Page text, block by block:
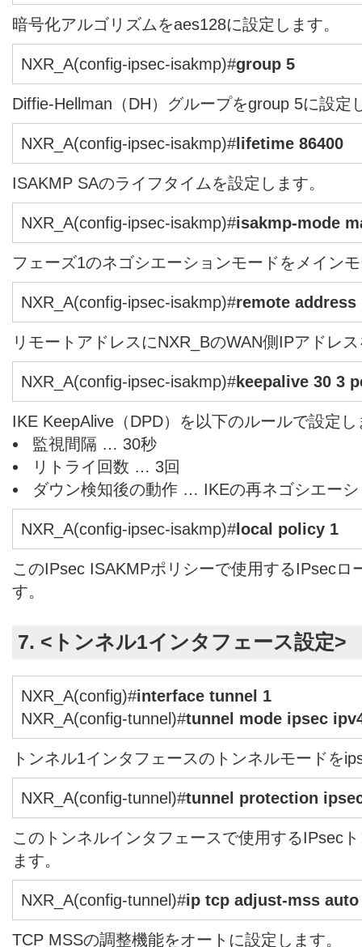
暗号化アルゴリズムをaes128に設定します。
NXR_A(config-ipsec-isakmp)#group 5
Diffie-Hellman（DH）グループをgroup 5に設定
NXR_A(config-ipsec-isakmp)#lifetime 86400
ISAKMP SAのライフタイムを設定します。
NXR_A(config-ipsec-isakmp)#isakmp-mode
フェーズ1のネゴシエーションモードをメイン
NXR_A(config-ipsec-isakmp)#remote address
リモートアドレスにNXR_BのWAN側IPアドレ
NXR_A(config-ipsec-isakmp)#keepalive 30 3
IKE KeepAlive（DPD）を以下のルールで設定し
監視間隔 … 30秒
リトライ回数 … 3回
ダウン検知後の動作 … IKEの再ネゴシエーシ
NXR_A(config-ipsec-isakmp)#local policy 1
このIPsec ISAKMPポリシーで使用するIPsecロ
す。
7. <トンネル1インタフェース設定>
NXR_A(config)#interface tunnel 1
NXR_A(config-tunnel)#tunnel mode ipsec
トンネル1インタフェースのトンネルモードを
NXR_A(config-tunnel)#tunnel protection
このトンネルインタフェースで使用するIPsec
ます。
NXR_A(config-tunnel)#ip tcp adjust-mss auto
TCP MSSの調整機能をオートに設定します。